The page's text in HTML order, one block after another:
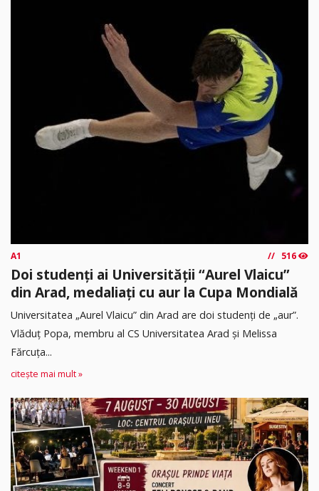
A1 516
Doi studenți ai Universității “Aurel Vlaicu”
din Arad, medaliați cu aur la Cupa Mondială
Universitatea „Aurel Vlaicu” din Arad are doi studenți de „aur”.
Vlăduț Popa, membru al CS Universitatea Arad și Melissa
Fărcuța...
citește mai mult »